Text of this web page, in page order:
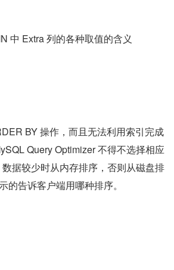
中 Extra 列的各种取值的含义
BY 操作，而且无法利用索引完成
Query Optimizer 不得不选择相应
据较少时从内存排序，否则从磁盘排
的告诉客户端用哪种排序。